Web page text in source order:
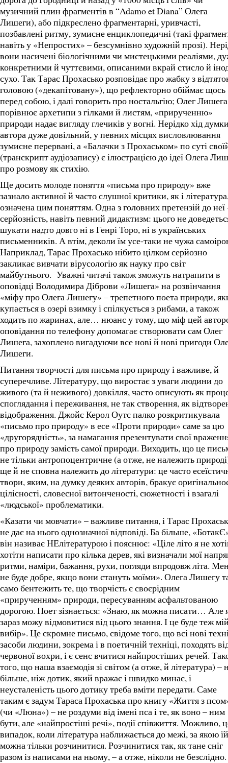
музичний плин фрагментів в “Adamo et Diana” Олега
Лишеги), або підкреслено фрагментарні, уривчасті,
позбавлені ритму, зумисне енциклопедичні (такі
навіть у «Непростих» – безсумнівно художній прозі).
вони насичені біологічними чи мистецькими реаліями,
конкретними й чуттєвими, описаними вкрай стисло й
сухо. Так Тарас Прохасько розповідає про жабку з
головою («декапітовану»), що рефлекторно обіймає щось
перед собою, і далі говорить про ностальгію; Олег Лишега
порівнює архетипи з гілками й листям, «прирученню»
природи надає вигляду глечиків у вогні. Нерідко хід
автора дуже довільний, у певних місцях висловлювання
зумисне перервані, а «Балачки з Прохаськом» по суті
(транскрипт аудіозапису) є ілюстрацією до ідеї Олега
про розмову як стихію.
Ще досить молоде поняття «письма про природу» вже
зазнало активної й часто слушної критики, як і
означена цим поняттям. Одна з головних претензій до неї
серйозність, навіть певний дидактизм: цього не
шукати надто довго ні в Генрі Торо, ні в українських
письменників. А втім, деколи їм усе-таки не чужа
Наприклад, Тарас Прохасько нібито цілком серйозно
закликає вивчати вірусологію як науку про світ
майбутнього. Уважні читачі також зможуть натрапити в
оповідці Володимира Діброви «Лишега» на розвінчання
«міфу про Олега Лишегу» – трепетного поета природи,
купається в озері взимку і спілкується з рибами, а також
ходить по жаринах, але… нюанс у тому, що міф цей
оповідання по телефону допомагає створювати сам Олег
Лишега, захоплено вигадуючи все нові й нові пригоди
Лишеги.
Питання творчості для письма про природу і важливе, й
суперечливе. Літературу, що виростає з уваги людини до
живого (та й неживого) довкілля, часто описують як
споглядання і переживання, не так створення, як
відображення. Джойс Керол Оутс палко розкритикувала
«письмо про природу» в есе «Проти природи» саме за цю
«другорядність», за намагання презентувати свої
про природу замість самої природи. Виходить, що це
не тільки антропоцентричне (а отже, не належить
ще й не сповна належить до літератури: це часто
твори, яким, на думку деяких авторів, бракує
цілісності, словесної витонченості, сюжетності і взагалі
«людської» проблематики.
«Казати чи мовчати» – важливе питання, і Тарас
не дає на нього однозначної відповіді. Ба більше,
він називає НЕлітературою і пояснює: «Ціле літо я не
хотіти написати про кілька дерев, які визначали мої
ритми, наміри, бажання, рухи, погляди впродовж літа.
не буде добре, якщо вони стануть моїми». Олега Лишегу
само бентежить те, що творчість є своєрідним
«прирученням» природи, пересуванням асфальтованою
дорогою. Поет зізнається: «Знаю, як можна писати… Але
зараз можу відмовитися від цього знання. І це буде теж
вибір». Це скромне письмо, свідоме того, що всі нові
засоби людини, зокрема і в поетичній техніці, походять
червоної вохри, і є сенс вчитися найпростіших речей.
того, що наша взаємодія зі світом (а отже, й література) –
більше, ніж дотик, який вражає і швидко минає, і
неусталеність цього дотику треба вміти передати. Саме
таким є задум Тараса Прохаська про книгу «Життя з
(чи «Люна») – не роздуми від імені пса і те, як воно – ним
бути, але «найпростіші речі», події співжиття. Можливо,
випадок, коли література наближається до межі, за якою їй
можна тільки розчинитися. Розчинитися так, як тане сніг
разом із написами на ньому, – а отже, ніколи не безслідно.